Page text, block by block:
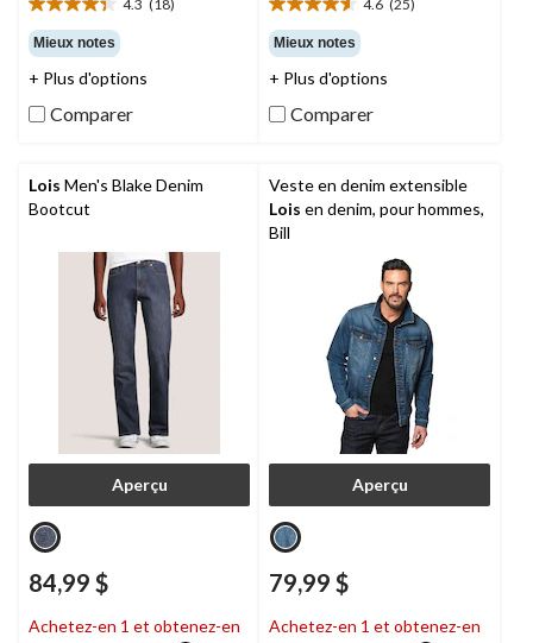
4.3 (18)
4.3
étoile(s)
sur
5.
18
évaluations
Mieux notes
+ Plus d'options
Comparer
4.6 (25)
4.6
étoile(s)
sur
5.
25
évaluations
Mieux notes
+ Plus d'options
Comparer
Lois Men's Blake Denim
Bootcut
Aperçu
84,99 $
Achetez-en 1 et obtenez-en
Veste en denim extensible
Lois en denim, pour hommes,
Bill
Aperçu
79,99 $
Achetez-en 1 et obtenez-en